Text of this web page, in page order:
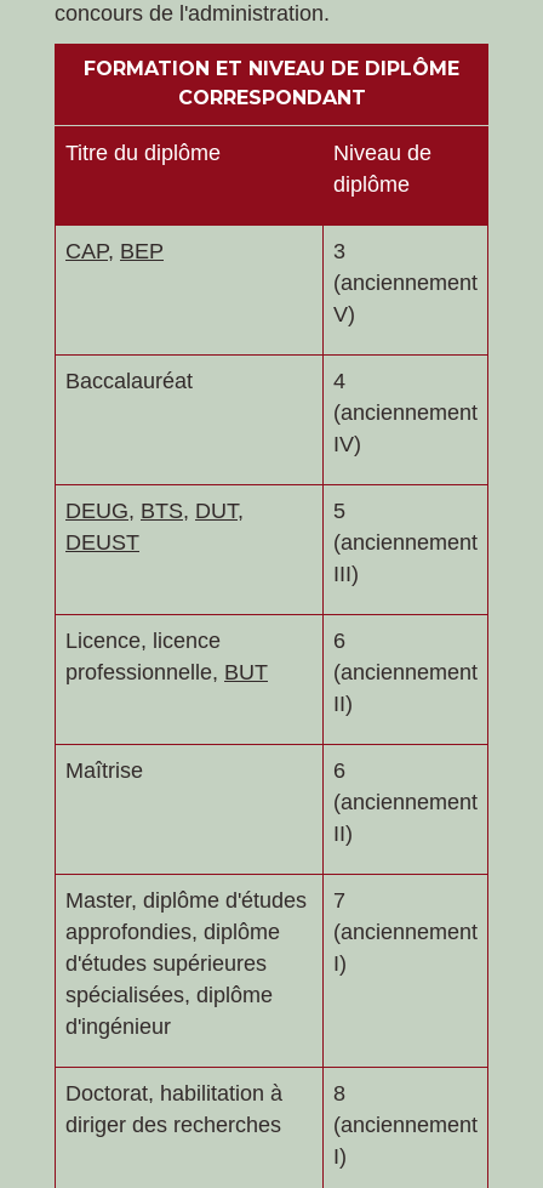
concours de l'administration.
FORMATION ET NIVEAU DE DIPLÔME
CORRESPONDANT
Titre du diplôme
Niveau de
diplôme
CAP, BEP
3
(anciennement
V)
Baccalauréat
4
(anciennement
IV)
DEUG, BTS, DUT,
DEUST
5
(anciennement
III)
Licence, licence
professionnelle, BUT
6
(anciennement
II)
Maîtrise
6
(anciennement
II)
Master, diplôme d'études
approfondies, diplôme
d'études supérieures
spécialisées, diplôme
d'ingénieur
7
(anciennement
I)
Doctorat, habilitation à
diriger des recherches
8
(anciennement
I)